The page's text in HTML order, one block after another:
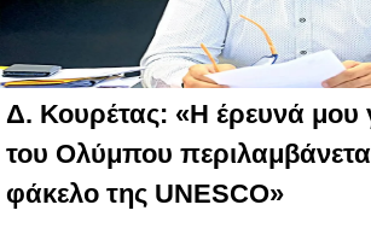
Δ. Κουρέτας: «Η έρευνά μου
του Ολύμπου
φάκελο της UNESCO»